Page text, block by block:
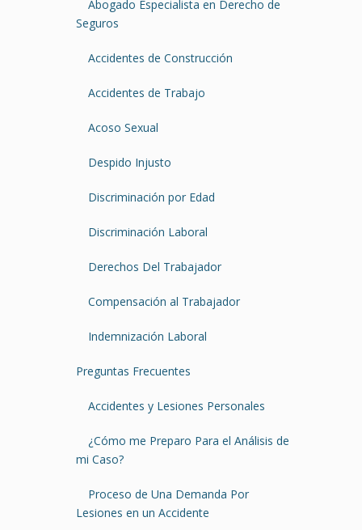
Abogado Especialista en Derecho de
Seguros
Accidentes de Construcción
Accidentes de Trabajo
Acoso Sexual
Despido Injusto
Discriminación por Edad
Discriminación Laboral
Derechos Del Trabajador
Compensación al Trabajador
Indemnización Laboral
Preguntas Frecuentes
Accidentes y Lesiones Personales
¿Cómo me Preparo Para el Análisis de
mi Caso?
Proceso de Una Demanda Por
Lesiones en un Accidente